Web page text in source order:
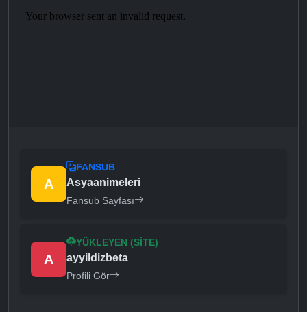
A
FANSUB
Asyaanimeleri
Fansub Sayfası
A
YÜKLEYEN (SITE)
ayyildizbeta
Profili Gör